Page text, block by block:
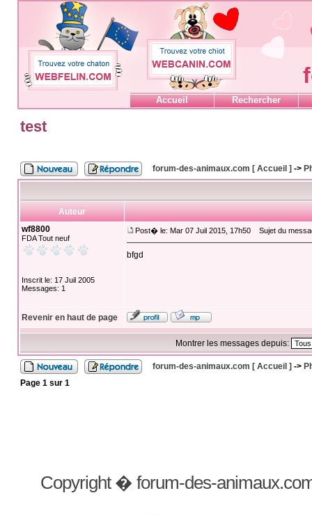
Accueil Rechercher
test
forum-des-animaux.com [ Accueil ] ->
Auteur
wf8800
FDA Tout neuf
Inscrit le: 17 Juil 2005
Messages: 1
Post� le: Mar 07 Juil 2015, 17h50 Sujet du
bfgd
Revenir en haut de page
Montrer les messages depuis:
forum-des-animaux.com [ Accueil ] ->
Page 1sur 1
Copyright � forum-des-